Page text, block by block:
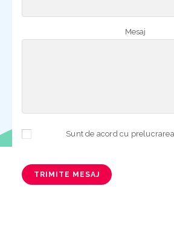
Mesaj
TRIMITE MESAJ